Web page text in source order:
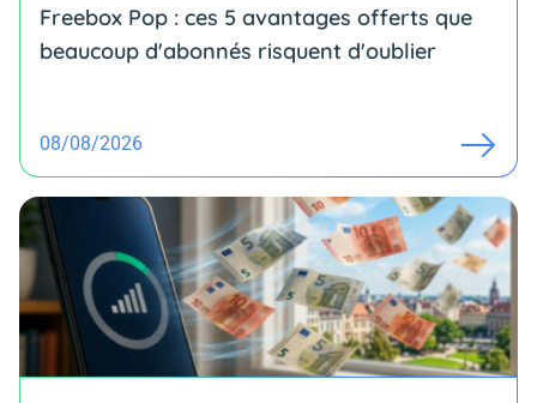
Freebox Pop : ces 5 avantages offerts que
beaucoup d'abonnés risquent d'oublier
08/08/2026